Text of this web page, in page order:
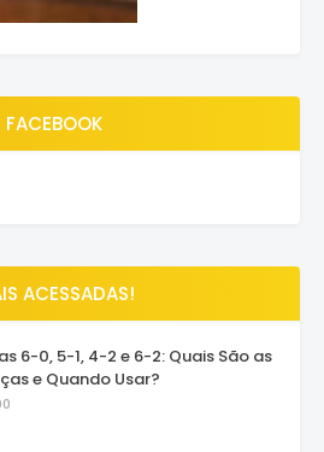
FACEBOOK
ACESSADAS!
6-0, 5-1, 4-2 e 6-2: Quais São as
e Quando Usar?